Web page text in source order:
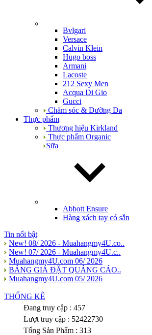
Bvlgari
Versace
Calvin Klein
Hugo boss
Armani
Lacoste
212 Sexy Men
Acqua Di Gio
Gucci
Chăm sóc & Dưỡng Da
Thực phẩm
Thương hiệu Kirkland
Thực phẩm Organic
Sữa
Abbott Ensure
Hàng xách tay có sẵn
Tin nổi bật
New! 08/ 2026 - Muahangmy4U.co..
New! 07/ 2026 - Muahangmy4U.c..
Muahangmy4U.com 06/ 2026
BẢNG GIÁ ĐẶT QUẢNG CÁO..
Muahangmy4U.com 05/ 2026
THỐNG KÊ
Đang truy cập : 457
Lượt truy cập : 52422730
Tổng Sản Phẩm : 313